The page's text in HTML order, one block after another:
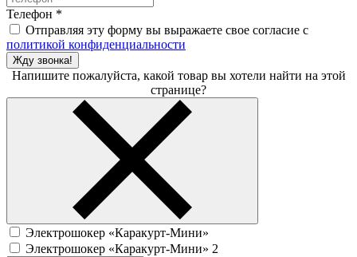
Телефон *
Отправляя эту форму вы выражаете свое согласие с
политикой конфиденциальности
Жду звонка!
Напишите пожалуйста, какой товар вы хотели найти на этой
странице?
Электрошокер «Каракурт-Мини»
Электрошокер «Каракурт-Мини» 2